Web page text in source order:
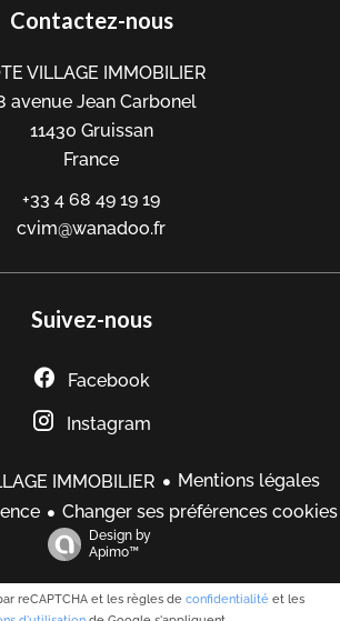
Contactez-nous
VILLAGE IMMOBILIER
avenue Jean Carbonel
11430 Gruissan
France
+33 4 68 49 19 19
cvim@wanadoo.fr
Suivez-nous
Facebook
Instagram
IMMOBILIER
Mentions légales
Changer ses préférences cookies
Design by
Apimo™
reCAPTCHA et les règles de confidentialitéet les